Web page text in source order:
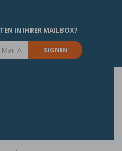
IN IHRER MAILBOX?
SIGNIN